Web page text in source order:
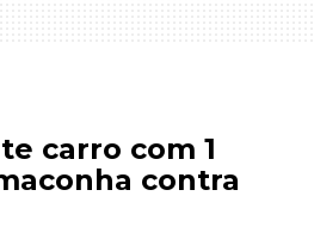
carro com 1
contra